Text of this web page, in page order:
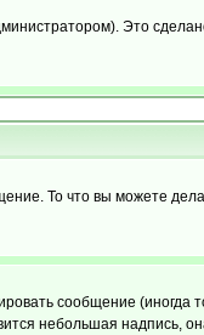
Это
То что вы можете
сообщение (иногда
небольшая надпись,